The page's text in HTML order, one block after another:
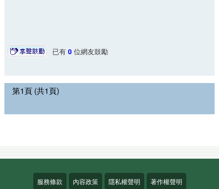
已有 0位網友鼓勵
第1頁 (共1頁)
服務條款 內容政策 隱私權聲明 著作權聲明